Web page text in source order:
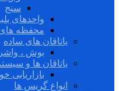
سنج
واحدهای
محفظه های
یاتاقان های ساده
بوش ، واشر
یاتاقان ها و
بازاریابی
انواع گریس ها